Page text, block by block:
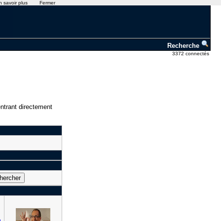
Recherche
3372 connectés
directement
savoir plus Fermer